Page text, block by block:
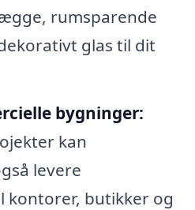
rumsparende
glas til dit
bygninger:
kan
levere
kontorer, butikker og